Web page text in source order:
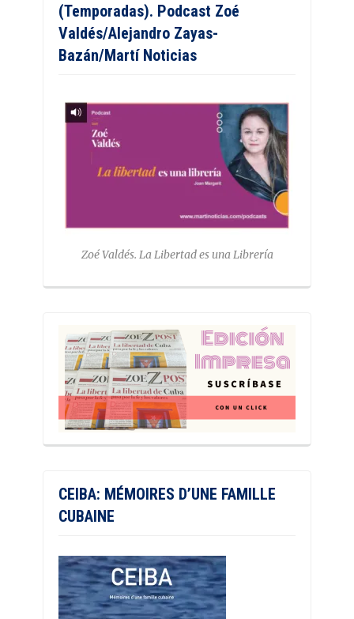
(Temporadas). Podcast Zoé
Valdés/Alejandro Zayas-
Bazán/Martí Noticias
Zoé Valdés. La Libertad es una Librería
CEIBA: MÉMOIRES D’UNE FAMILLE
CUBAINE